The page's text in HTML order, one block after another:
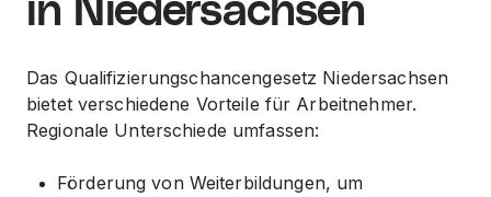
in Niedersachsen
Das Qualifizierungschancengesetz Niedersachsen
bietet verschiedene Vorteile für Arbeitnehmer.
Regionale Unterschiede umfassen:
Förderung von Weiterbildungen, um